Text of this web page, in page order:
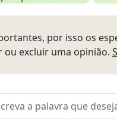
por isso os
excluir uma opinião.
em opiniões